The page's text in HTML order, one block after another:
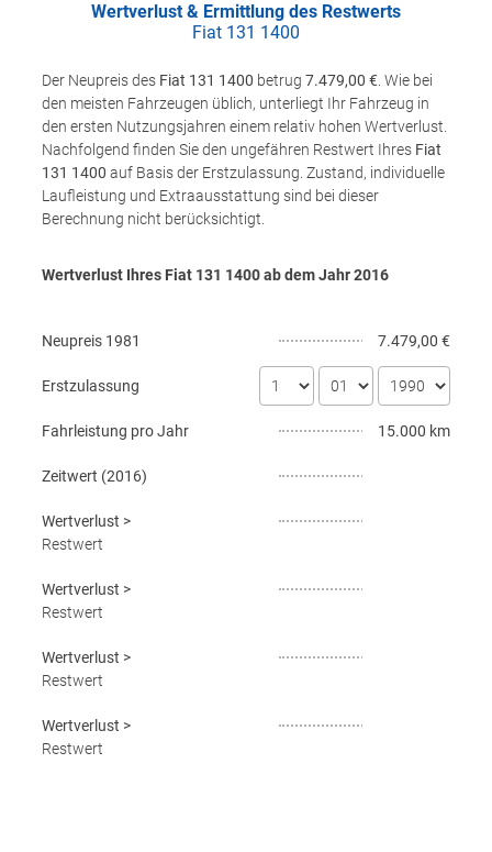
Wertverlust & Ermittlung des Restwerts
Fiat 131 1400
Der Neupreis des Fiat 131 1400 betrug 7.479,00 € . Wie bei
den meisten Fahrzeugen üblich, unterliegt Ihr Fahrzeug in
den ersten Nutzungsjahren einem relativ hohen Wertverlust.
Nachfolgend finden Sie den ungefähren Restwert Ihres Fiat
131 1400 auf Basis der Erstzulassung. Zustand, individuelle
Laufleistung und Extraausstattung sind bei dieser
Berechnung nicht berücksichtigt.
Wertverlust Ihres Fiat 131 1400 ab dem Jahr2016
Neupreis 1981 7.479,00 €
Erstzulassung
Fahrleistung pro Jahr 15.000 km
Zeitwert (2016)
Wertverlust >
Restwert
Wertverlust >
Restwert
Wertverlust >
Restwert
Wertverlust >
Restwert